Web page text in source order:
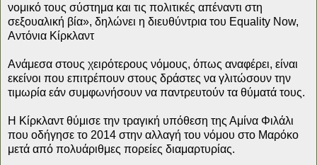
νομικό τους σύστημα και τις πολιτικές απέναντι στη
σεξουαλική βία», δηλώνει η διευθύντρια του Equality Now,
Αντόνια Κίρκλαντ
Ανάμεσα στους χειρότερους νόμους, όπως αναφέρει, είναι
εκείνοι που επιτρέπουν στους δράστες να γλιτώσουν την
τιμωρία εάν συμφωνήσουν να παντρευτούν τα θύματά τους.
Η Κίρκλαντ θύμισε την τραγική υπόθεση της Αμίνα Φιλάλι
που οδήγησε το 2014 στην αλλαγή του νόμου στο Μαρόκο
μετά από πολυάριθμες πορείες διαμαρτυρίας.